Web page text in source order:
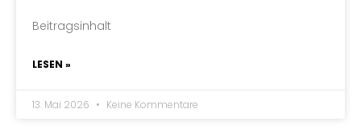
Beitragsinhalt
LESEN »
13. Mai 2026 Keine Kommentare